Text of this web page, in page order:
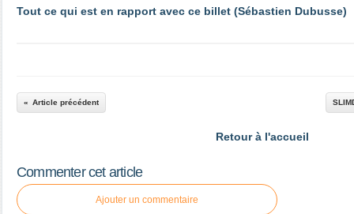
Tout ce qui est en rapport avec ce billet (Sébastien Dubusse)
Article précédent
Retour à l'accueil
Commenter cet article
Ajouter un commentaire